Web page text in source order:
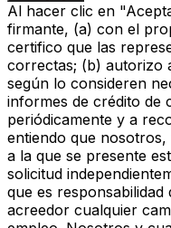
Al hacer clic en
firmante, (a) con el
certifico que las
correctas; (b) autorizo
según lo consideren
informes de crédito de
periódicamente y a
entiendo que
a la que se presente
solicitud
que es
acreedor cualquier